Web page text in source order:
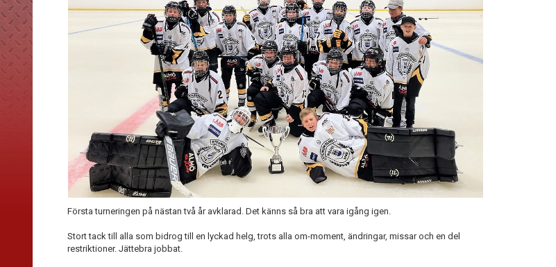
Första turneringen på nästan två år avklarad. Det känns så bra att vara igång igen.
Stort tack till alla som bidrog till en lyckad helg, trots alla om-moment, ändringar, missar och en del
restriktioner. Jättebra jobbat.